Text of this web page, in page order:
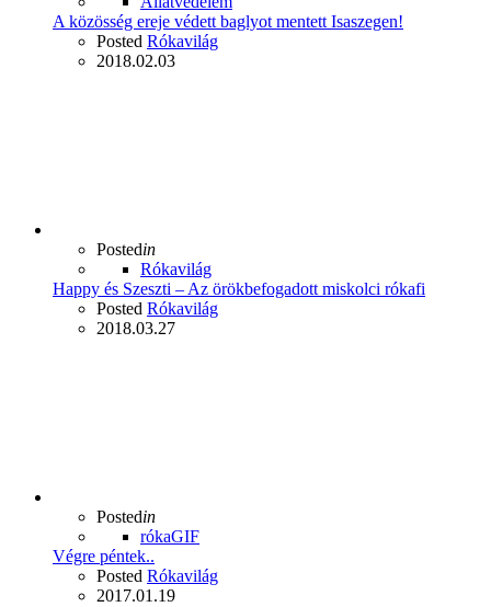
A közösség ereje védett baglyot mentett Isaszegen!
Posted Rókavilág
2018.02.03
Postedin
Rókavilág
Happy és Szeszti – Az örökbefogadott miskolci rókafi
Posted Rókavilág
2018.03.27
Postedin
rókaGIF
Végre péntek..
Posted Rókavilág
2017.01.19